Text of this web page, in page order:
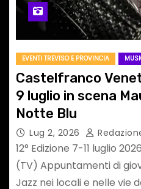
EVENTI TREVISO E PROVINCIA
Castelfranco
9 luglio in scena
Notte Blu
Lug 2, 2026
12° Edizione 7-11 luglio
(TV) Appuntamenti di
Jazz nei locali e nelle vie